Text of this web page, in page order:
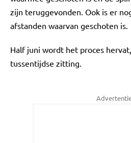
zijn teruggevonden. Ook is er
afstanden waarvan geschoten is.
Half juni wordt het proces
tussentijdse zitting.